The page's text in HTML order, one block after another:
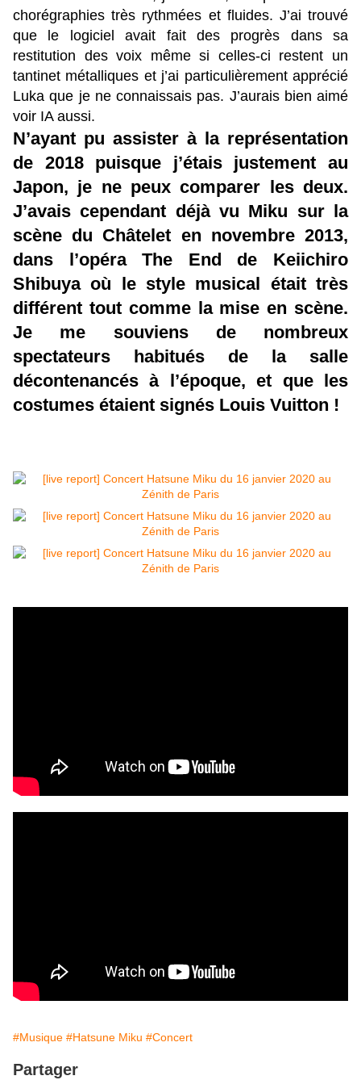
chorégraphies très rythmées et fluides. J’ai trouvé
que le logiciel avait fait des progrès dans sa
restitution des voix même si celles-ci restent un
tantinet métalliques et j’ai particulièrement apprécié
Luka que je ne connaissais pas. J’aurais bien aimé
voir IA aussi.
N’ayant pu assister à la représentation
de 2018 puisque j’étais justement au
Japon, je ne peux comparer les deux.
J’avais cependant déjà vu Miku sur la
scène du Châtelet en novembre 2013,
dans l’opéra The End de Keiichiro
Shibuya où le style musical était très
différent tout comme la mise en scène.
Je me souviens de nombreux
spectateurs habitués de la salle
décontenancés à l’époque, et que les
costumes étaient signés Louis Vuitton !
#Musique #Hatsune Miku #Concert
Partager